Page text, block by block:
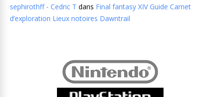
sephirothff - Cedric T dans Final fantasy XIV Guide Carnet
d’exploration Lieux notoires Dawntrail